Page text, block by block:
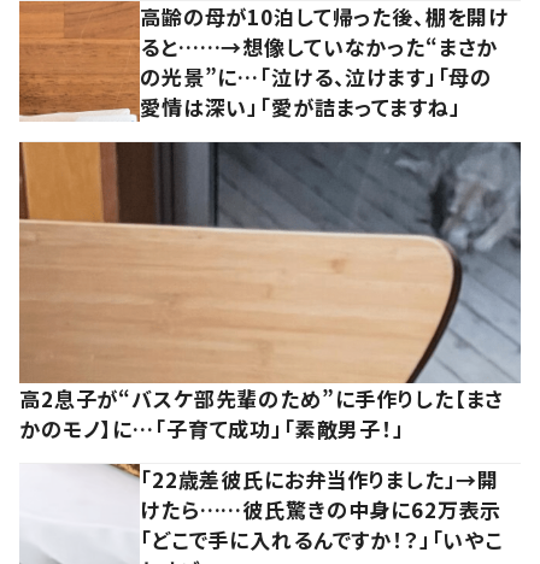
高齢の母が10泊して帰った後、棚を開け
ると……→想像していなかった“まさか
の光景”に…「泣ける、泣けます」「母の
愛情は深い」「愛が詰まってますね」
高2息子が“バスケ部先輩のため”に手作りした【まさ
かのモノ】に…「子育て成功」「素敵男子！」
「22歳差彼氏にお弁当作りました」→開
けたら……彼氏驚きの中身に62万表示
「どこで手に入れるんですか！？」「いやこ